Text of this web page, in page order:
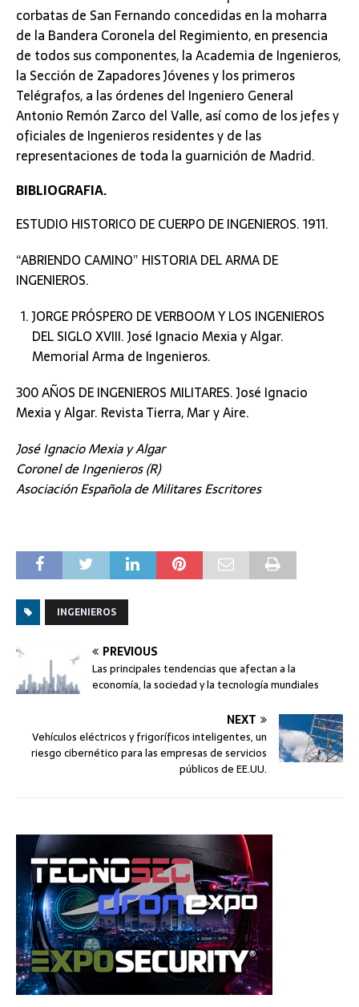
corbatas de San Fernando concedidas en la moharra
de la Bandera Coronela del Regimiento, en presencia
de todos sus componentes, la Academia de Ingenieros,
la Sección de Zapadores Jóvenes y los primeros
Telégrafos, a las órdenes del Ingeniero General
Antonio Remón Zarco del Valle, así como de los jefes y
oficiales de Ingenieros residentes y de las
representaciones de toda la guarnición de Madrid.
BIBLIOGRAFIA.
ESTUDIO HISTORICO DE CUERPO DE INGENIEROS. 1911.
“ABRIENDO CAMINO” HISTORIA DEL ARMA DE
INGENIEROS.
JORGE PRÓSPERO DE VERBOOM Y LOS INGENIEROS
DEL SIGLO XVIII. José Ignacio Mexia y Algar.
Memorial Arma de Ingenieros.
300 AÑOS DE INGENIEROS MILITARES. José Ignacio
Mexia y Algar. Revista Tierra, Mar y Aire.
José Ignacio Mexia y Algar
Coronel de Ingenieros (R)
Asociación Española de Militares Escritores
INGENIEROS
PREVIOUS
Las principales tendencias que afectan a la
economía, la sociedad y la tecnología mundiales
NEXT
Vehículos eléctricos y frigoríficos inteligentes, un
riesgo cibernético para las empresas de servicios
públicos de EE.UU.